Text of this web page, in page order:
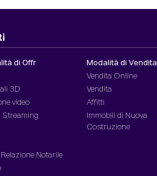
di Offr
3D
video
Streaming
Notarile
Modalità di Vendita
Vendita Online
Vendita
Affitti
Immobili di Nuova
Costruzione